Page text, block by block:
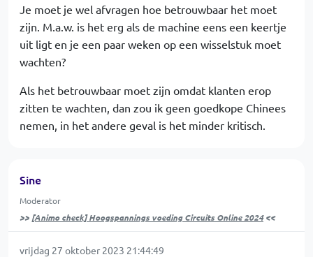
Je moet je wel afvragen hoe betrouwbaar het moet
zijn. M.a.w. is het erg als de machine eens een keertje
uit ligt en je een paar weken op een wisselstuk moet
wachten?
Als het betrouwbaar moet zijn omdat klanten erop
zitten te wachten, dan zou ik geen goedkope Chinees
nemen, in het andere geval is het minder kritisch.
Sine
Moderator
>> [Animo check] Hoogspannings voeding Circuits Online 2024<<
vrijdag 27 oktober 2023 21:44:49